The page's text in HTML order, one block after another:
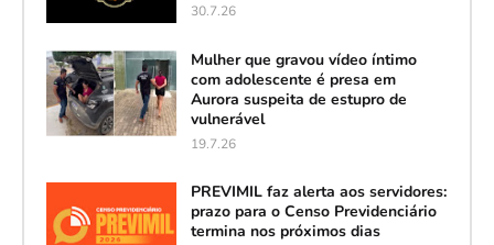
30.7.26
Mulher que gravou vídeo íntimo
com adolescente é presa em
Aurora suspeita de estupro de
vulnerável
19.7.26
PREVIMIL faz alerta aos servidores:
prazo para o Censo Previdenciário
termina nos próximos dias